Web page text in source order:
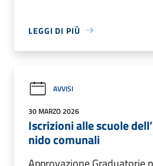
LEGGI DI PIÙ
AVVISI
30 MARZO 2026
Iscrizioni alle scuole
nido comunali